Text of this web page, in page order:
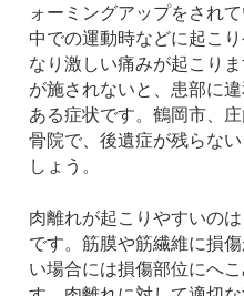
ォーミングアップをされ
中での運動時などに起こ
なり激しい痛みが起こり
が施されないと、患部に
ある症状です。鶴岡市、
骨院で、後遺症が残らな
しょう。
肉離れが起こりやすいの
です。筋膜や筋繊維に損
い場合には損傷部位にへ